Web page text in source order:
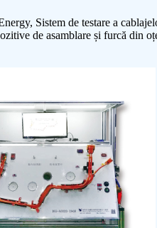
Sistem de testare a
de asamblare și furcă din